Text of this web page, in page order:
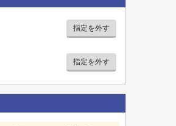
指定を外す
指定を外す